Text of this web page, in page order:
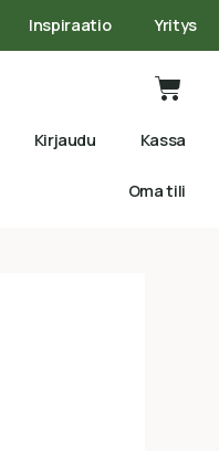
Inspiraatio Yritys
Kirjaudu Kassa
Oma tili